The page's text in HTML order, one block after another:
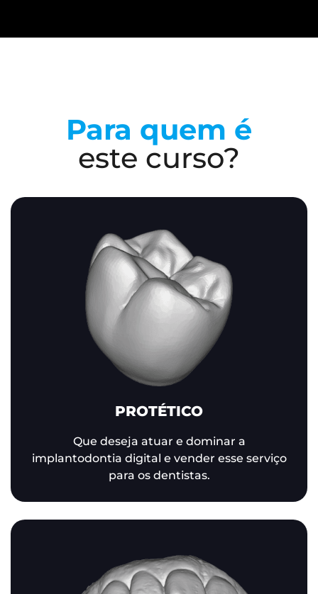
Para quem é
este curso?
PROTÉTICO
Que deseja atuar e dominar a
implantodontia digital e vender esse serviço
para os dentistas.